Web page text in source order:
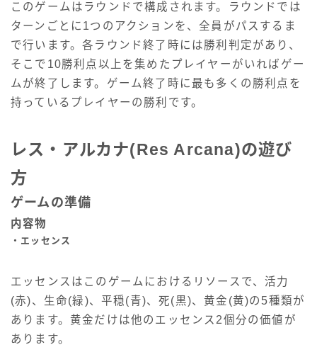
このゲームはラウンドで構成されます。ラウンドでは
ターンごとに1つのアクションを、全員がパスするま
で行います。各ラウンド終了時には勝利判定があり、
そこで10勝利点以上を集めたプレイヤーがいればゲー
ムが終了します。ゲーム終了時に最も多くの勝利点を
持っているプレイヤーの勝利です。
レス・アルカナ(Res Arcana)の遊び
方
ゲームの準備
内容物
・エッセンス
エッセンスはこのゲームにおけるリソースで、活力
(赤)、生命(緑)、平穏(青)、死(黒)、黄金(黄)の5種類が
あります。黄金だけは他のエッセンス2個分の価値が
あります。